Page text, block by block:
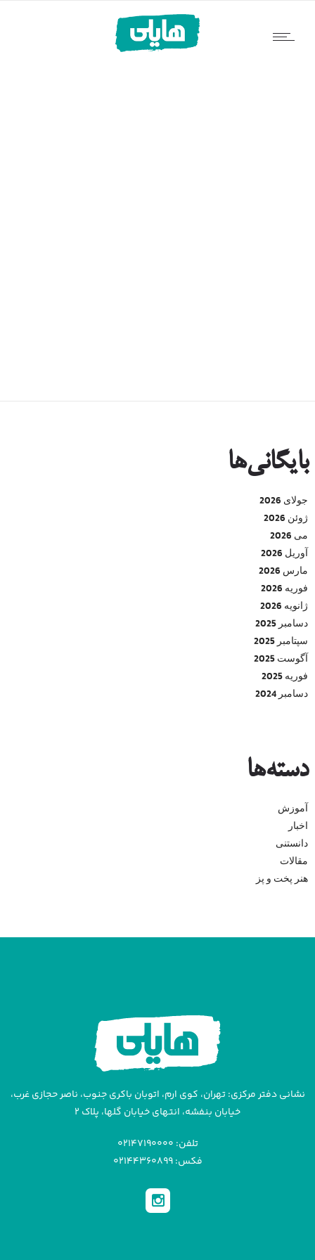
بایگانی‌ها
جولای 2026
ژوئن 2026
می 2026
آوریل 2026
مارس 2026
فوریه 2026
ژانویه 2026
دسامبر 2025
سپتامبر 2025
آگوست 2025
فوریه 2025
دسامبر 2024
دسته‌ها
آموزش
اخبار
دانستنی
مقالات
هنر پخت و پز
نشانی دفتر مرکزی: تهران، کوی ارم، اتوبان باکری جنوب، ناصر حجازی غرب،
خیابان بنفشه، انتهای خیابان گلها، پلاک ۲
تلفن: ۰۲۱۴۷۱۹۰۰۰۰
فکس: ۰۲۱۴۴۳۶۰۸۹۹